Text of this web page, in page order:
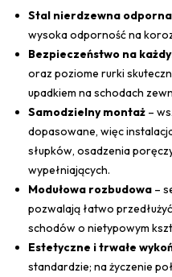
Stal nierdzewna
wysoka odporność na
Bezpieczeństwo na
oraz poziome rurki
upadkiem na schodach
Samodzielny montaż –
dopasowane, więc
słupków, osadzenia
wypełniających.
Modułowa rozbudowa –
pozwalają łatwo
schodów o nietypowym
Estetyczne i trwałe
standardzie; na życzenie